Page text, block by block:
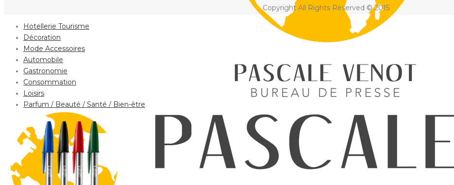
Copyright All Rights Reserved © 2015
Hotellerie Tourisme
Décoration
Mode Accessoires
Automobile
Gastronomie
Consommation
Loisirs
Parfum / Beauté / Santé / Bien-être